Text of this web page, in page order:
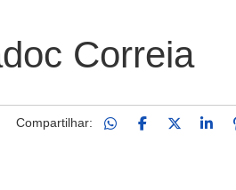
Correia
Compartilhar: